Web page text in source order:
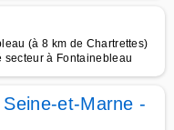
(à 8 km de Chartrettes)
à Fontainebleau
et-Marne -